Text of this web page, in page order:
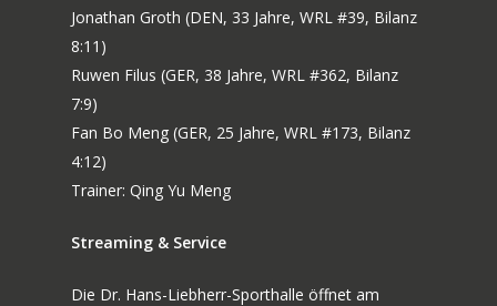
Jonathan Groth (DEN, 33 Jahre, WRL #39, Bilanz
8:11)
Ruwen Filus (GER, 38 Jahre, WRL #362, Bilanz
7:9)
Fan Bo Meng (GER, 25 Jahre, WRL #173, Bilanz
4:12)
Trainer: Qing Yu Meng
Streaming & Service
Die Dr. Hans-Liebherr-Sporthalle öffnet am